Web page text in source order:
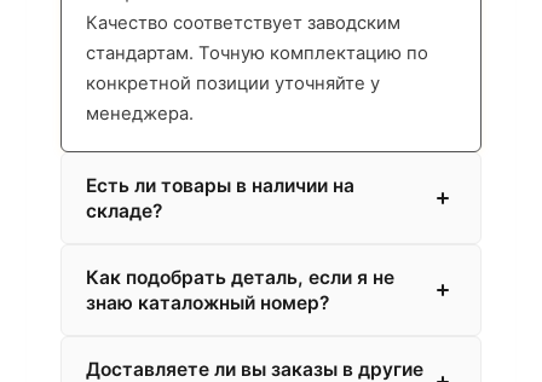
Качество соответствует заводским
стандартам. Точную комплектацию по
конкретной позиции уточняйте у
менеджера.
Есть ли товары в наличии на
складе?
Как подобрать деталь, если я не
знаю каталожный номер?
Доставляете ли вы заказы в другие